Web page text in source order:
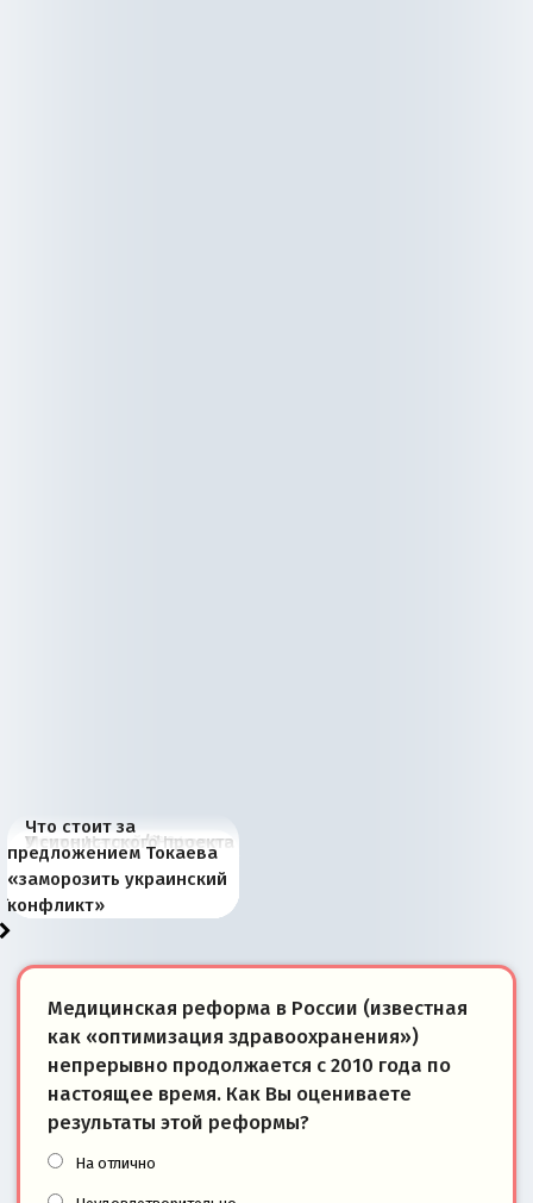
В России назрели
перемены: 15 шагов к
суверенной экономике
Миграционный пожар
Европы
Россия начинает
сбрасывать балласт
Анкориджа
Россия зимой 1904
года: первые уступки во
внутренней политике
Русская нация вчера и
сегодня
Почему правый крах в
Варшаве не поможет её
отношениям с Россией?
Место Науру / Науэро в
современной истории
Южной Осетии
У сионистского проекта
появилось украинское
измерение
Что стоит за
предложением Токаева
«заморозить украинский
конфликт»
Медицинская реформа в России (известная
как «оптимизация здравоохранения»)
непрерывно продолжается с 2010 года по
настоящее время. Как Вы оцениваете
результаты этой реформы?
На отлично